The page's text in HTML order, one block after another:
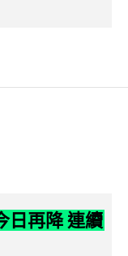
日再降 連續